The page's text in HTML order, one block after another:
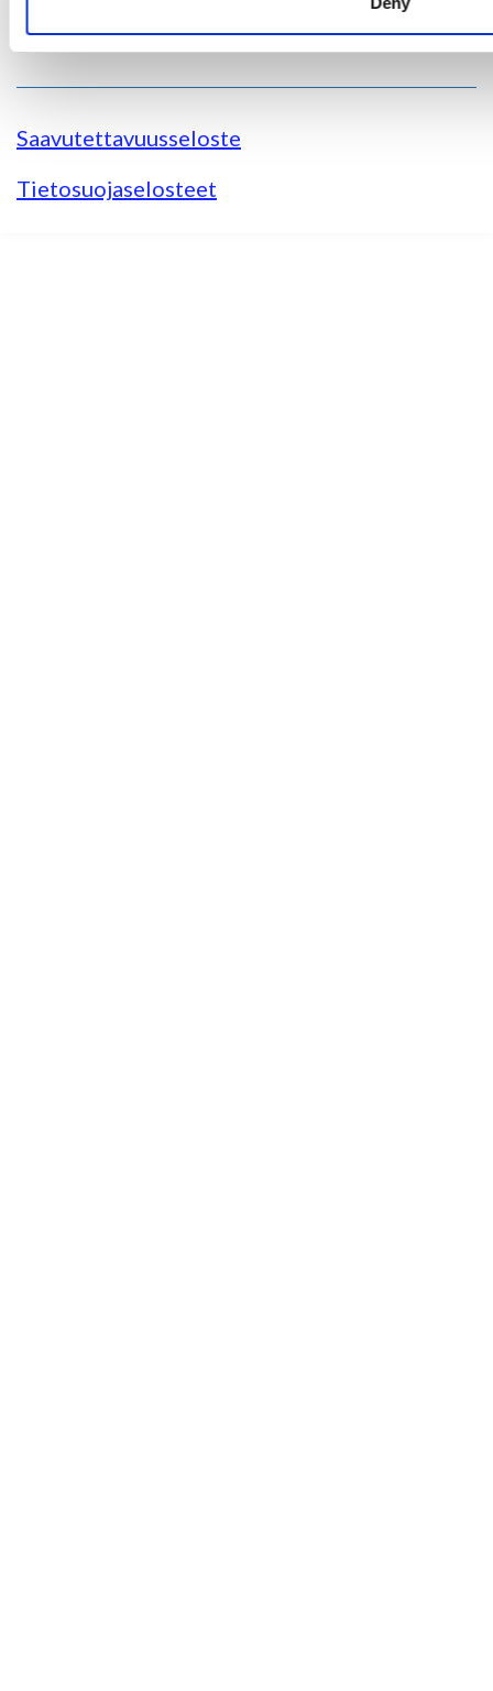
Ristijärvi Instagramissa
Saavutettavuusseloste
Tietosuojaselosteet